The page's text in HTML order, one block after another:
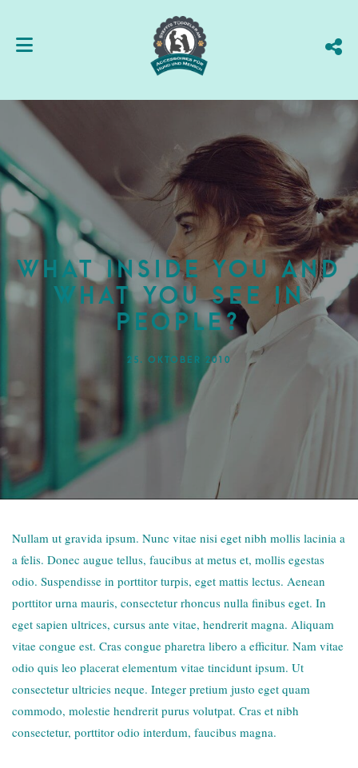
What inside you and
what you see in
people?
25. OKTOBER 2010
Nullam ut gravida ipsum. Nunc vitae nisi eget nibh mollis lacinia a
a felis. Donec augue tellus, faucibus at metus et, mollis egestas
odio. Suspendisse in porttitor turpis, eget mattis lectus. Aenean
porttitor urna mauris, consectetur rhoncus nulla finibus eget. In
eget sapien ultrices, cursus ante vitae, hendrerit magna. Aliquam
vitae congue est. Cras congue pharetra libero a efficitur. Nam vitae
odio quis leo placerat elementum vitae tincidunt ipsum. Ut
consectetur ultricies neque. Integer pretium justo eget quam
commodo, molestie hendrerit purus volutpat. Cras et nibh
consectetur, porttitor odio interdum, faucibus magna.